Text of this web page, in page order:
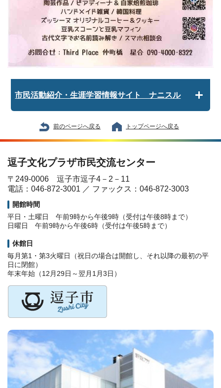
市民活動紹介・生涯学習情報サイト ナニスル
前のページへ戻る トップページへ戻る
逗子文化プラザ市民交流センター
〒249-0006 逗子市逗子4－2－11
電話：046-872-3001 ／ ファックス：046-872-3003
開館時間
平日・土曜日 午前9時から午後9時（受付は午後8時まで）
日曜日 午前9時から午後6時（受付は午後5時まで）
休館日
毎月第1・第3火曜日（祝日の場合は開館し、それ以降の最初の平
日に閉館）
年末年始（12月29日～翌月1月3日）